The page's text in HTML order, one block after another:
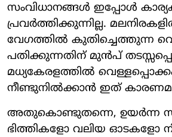
സംവിധാനങ്ങൾ ഇപ്പോൾ
പ്രവർത്തിക്കുന്നില്ല.
വേഗത്തിൽ കുതിച്ചെത്തുന്ന
പതിക്കുന്നതിന് മുൻപ്
മധ്യകേരളത്തിൽ
നീണ്ടുനിൽക്കാൻ ഇത്
അതുകൊണ്ടുതന്നെ, ഉയർന്ന
ഭിത്തികളോ വലിയ ഓടകളോ